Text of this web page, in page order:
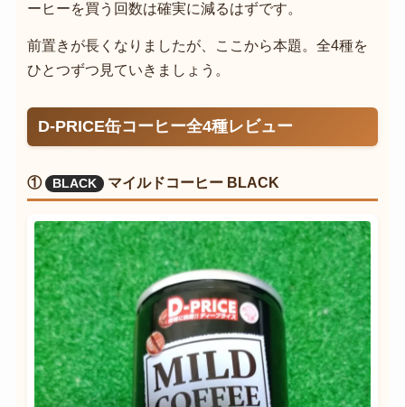
ーヒーを買う回数は確実に減るはずです。
前置きが長くなりましたが、ここから本題。全4種を
ひとつずつ見ていきましょう。
D-PRICE缶コーヒー全4種レビュー
① BLACK マイルドコーヒー BLACK